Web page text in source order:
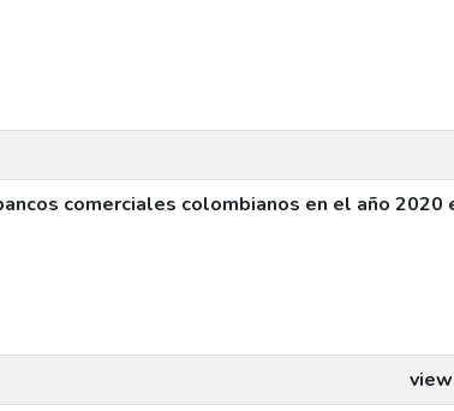
comerciales colombianos en el año 2020